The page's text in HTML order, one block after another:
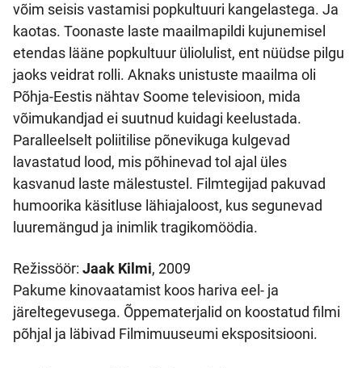
võim seisis vastamisi popkultuuri kangelastega. Ja
kaotas. Toonaste laste maailmapildi kujunemisel
etendas lääne popkultuur üliolulist, ent nüüdse pilgu
jaoks veidrat rolli. Aknaks unistuste maailma oli
Põhja-Eestis nähtav Soome televisioon, mida
võimukandjad ei suutnud kuidagi keelustada.
Paralleelselt poliitilise põnevikuga kulgevad
lavastatud lood, mis põhinevad tol ajal üles
kasvanud laste mälestustel. Filmtegijad pakuvad
humoorika käsitluse lähiajaloost, kus segunevad
luuremängud ja inimlik tragikomöödia.
Režissöör: Jaak Kilmi, 2009
Pakume kinovaatamist koos hariva eel- ja
järeltegevusega. Õppematerjalid on koostatud filmi
põhjal ja läbivad Filmimuuseumi ekspositsiooni.